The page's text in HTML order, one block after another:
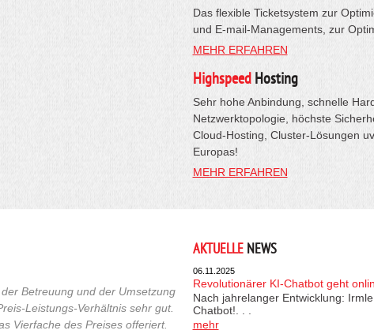
Das flexible Ticketsystem zur
und E-mail-Managements, zur
MEHR ERFAHREN
HighspeedHosting
Sehr hohe Anbindung, schnelle
Netzwerktopologie, höchste
Cloud-Hosting, Cluster-Lösungen
Europas!
MEHR ERFAHREN
Betreuung und der Umsetzung
Leistungs-Verhältnis sehr gut.
Vierfache des Preises offeriert.
AKTUELLENEWS
06.11.2025
Revolutionärer KI-Chatbot geht
Nach jahrelanger Entwicklung:
Chatbot!. . .
mehr